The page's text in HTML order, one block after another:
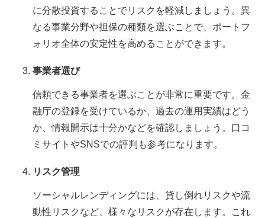
に分散投資することでリスクを軽減しましょう。異
なる事業分野や担保の種類を選ぶことで、ポートフ
ォリオ全体の安定性を高めることができます。
事業者選び
信頼できる事業者を選ぶことが非常に重要です。金
融庁の登録を受けているか、過去の運用実績はどう
か、情報開示は十分かなどを確認しましょう。口コ
ミサイトやSNSでの評判も参考になります。
リスク管理
ソーシャルレンディングには、貸し倒れリスクや流
動性リスクなど、様々なリスクが存在します。これ